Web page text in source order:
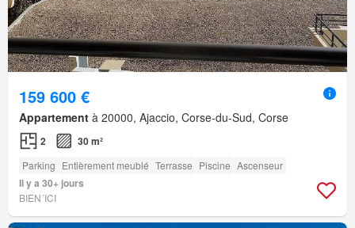
159 600 €
Appartement à 20000, Ajaccio, Corse-du-Sud, Corse
2 30 m²
Parking Entièrement meublé Terrasse Piscine Ascenseur
Il y a 30+ jours
BIEN´ICI